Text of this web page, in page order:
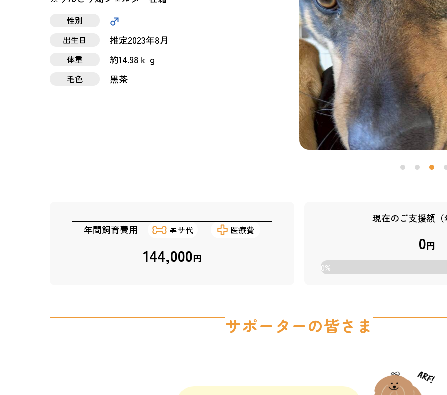
性別
出生日
推定2023年8月
体重 約14.98ｋｇ
毛色 黒茶
年間飼育費用 エサ代 医療費
144,000円
現在のご支援額（
0円
0%
サポーターの皆さま